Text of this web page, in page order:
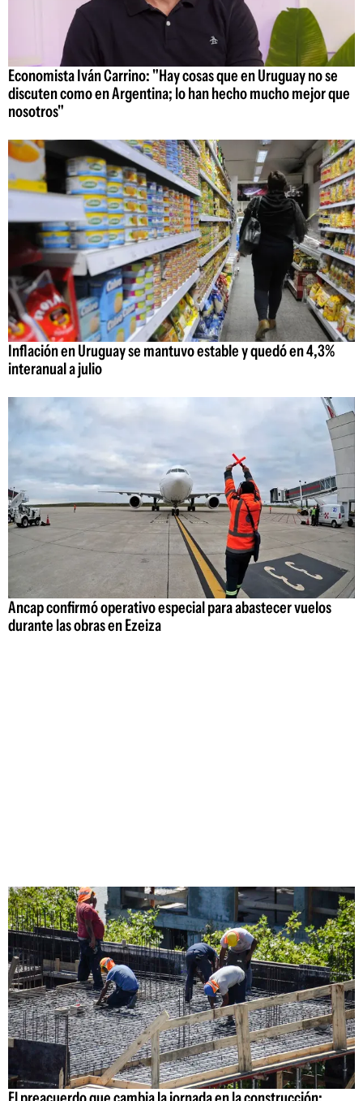
Economista Iván Carrino: "Hay cosas que en Uruguay no se
discuten como en Argentina; lo han hecho mucho mejor que
nosotros"
Inflación en Uruguay se mantuvo estable y quedó en 4,3%
interanual a julio
Ancap confirmó operativo especial para abastecer vuelos
durante las obras en Ezeiza